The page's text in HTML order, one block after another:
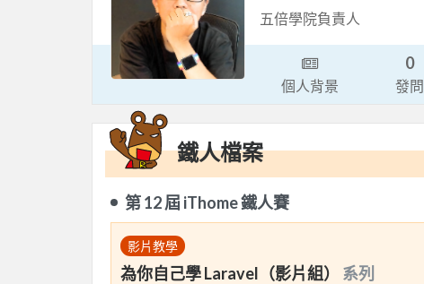
五倍學院負責人
個人背景
0
發問
鐵人檔案
第 12 屆 iThome 鐵人賽
影片教學
為你自己學 Laravel（影片組） 系列